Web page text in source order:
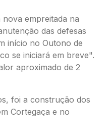
nova empreitada na
das defesas
início no Outono de
se iniciará em breve".
aproximado de 2
foi a construção dos
Cortegaça e no